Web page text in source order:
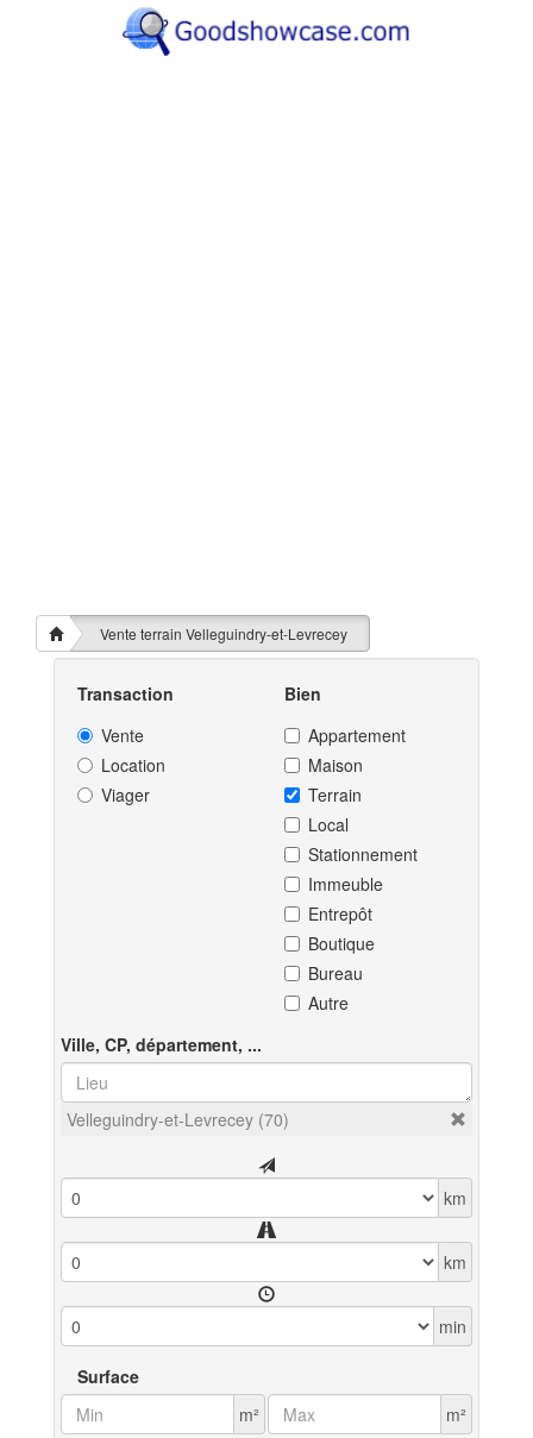
Vente terrain Velleguindry-et-Levrecey
Transaction
Vente
Location
Viager
Bien
Appartement
Maison
Terrain
Local
Stationnement
Immeuble
Entrepôt
Boutique
Bureau
Autre
Ville, CP, département, ...
Velleguindry-et-Levrecey (70)
km
km
min
Surface
m²
m²